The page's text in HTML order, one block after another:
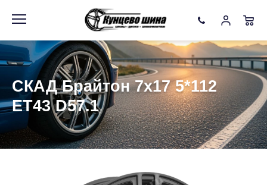
СКАД Брайтон 7x17 5*112
ET43 D57.1
Информация Фото товара